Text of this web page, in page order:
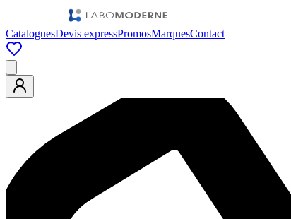
CataloguesDevis expressPromosMarquesContact